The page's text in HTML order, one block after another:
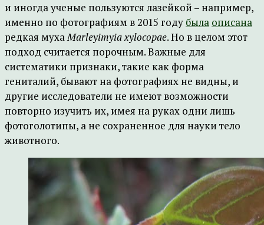
и иногда ученые пользуются лазейкой – например,
именно по фотографиям в 2015 году была описана
редкая мухаMarleyimyia xylocopae. Но в целом этот
подход считается порочным. Важные для
систематики признаки, такие как форма
гениталий, бывают на фотографиях не видны, и
другие исследователи не имеют возможности
повторно изучить их, имея на руках одни лишь
фотоголотипы, а не сохраненное для науки тело
животного.